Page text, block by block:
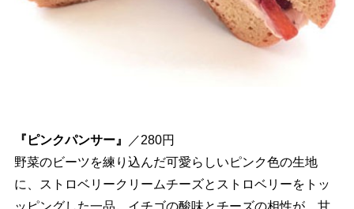
『ピンクパンサー』
／280円
野菜のビーツを練り込んだ可愛らしいピンク色の生地
に、ストロベリークリームチーズとストロベリーをトッ